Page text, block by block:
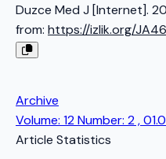
Duzce Med J [Internet].
from: https://izlik.org/
Archive
Volume: 12 Number: 2 ,
Article Statistics